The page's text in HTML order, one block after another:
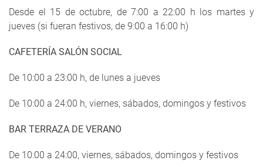
Desde el 15 de octubre, de 7:00 a 22:00 h los martes y
jueves (si fueran festivos, de 9:00 a 16:00 h)
CAFETERÍA SALÓN SOCIAL
De 10:00 a 23:00 h, de lunes a jueves
De 10:00 a 24:00 h, viernes, sábados, domingos y festivos
BAR TERRAZA DE VERANO
De 10:00 a 24:00, viernes, sábados, domingos y festivos